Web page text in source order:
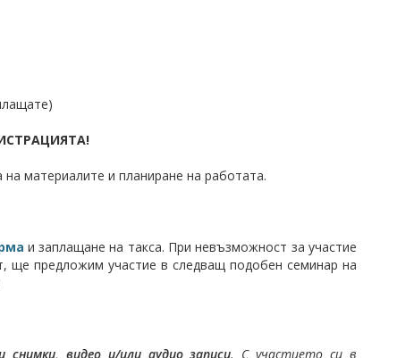
материалите и планиране на работата.
и заплащане на такса. При невъзможност за участие
ще предложим участие в следващ подобен семинар на
видео и/или аудио записи. С участието си в